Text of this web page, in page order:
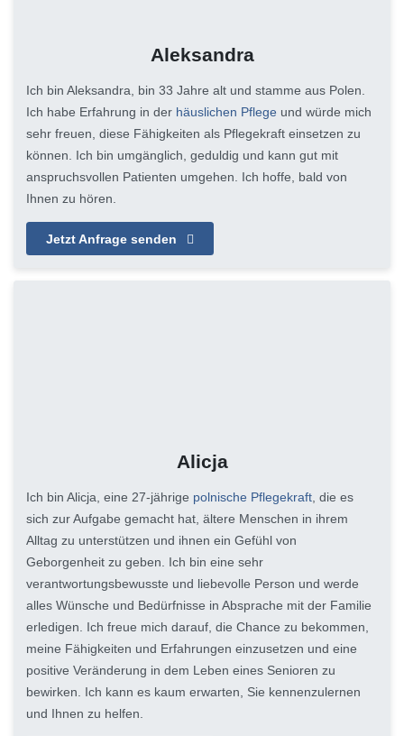
Aleksandra
Ich bin Aleksandra, bin 33 Jahre alt und stamme aus Polen.
Ich habe Erfahrung in der häuslichen Pflege und würde mich
sehr freuen, diese Fähigkeiten als Pflegekraft einsetzen zu
können. Ich bin umgänglich, geduldig und kann gut mit
anspruchsvollen Patienten umgehen. Ich hoffe, bald von
Ihnen zu hören.
Jetzt Anfrage senden
Alicja
Ich bin Alicja, eine 27-jährige polnische Pflegekraft , die es
sich zur Aufgabe gemacht hat, ältere Menschen in ihrem
Alltag zu unterstützen und ihnen ein Gefühl von
Geborgenheit zu geben. Ich bin eine sehr
verantwortungsbewusste und liebevolle Person und werde
alles Wünsche und Bedürfnisse in Absprache mit der Familie
erledigen. Ich freue mich darauf, die Chance zu bekommen,
meine Fähigkeiten und Erfahrungen einzusetzen und eine
positive Veränderung in dem Leben eines Senioren zu
bewirken. Ich kann es kaum erwarten, Sie kennenzulernen
und Ihnen zu helfen.